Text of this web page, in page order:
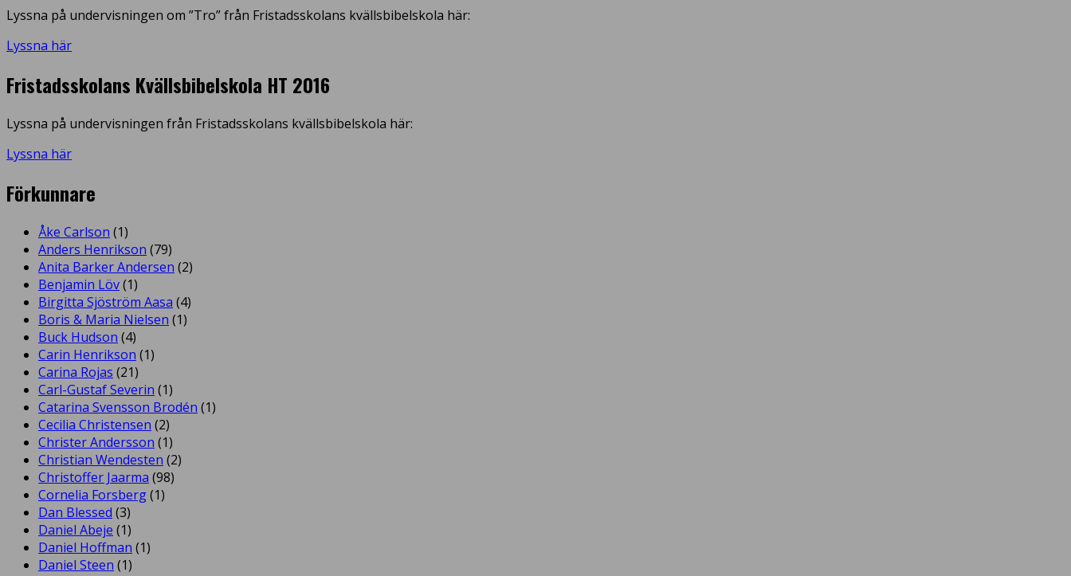
Lyssna på undervisningen om ”Tro” från Fristadsskolans kvällsbibelskola här:
Lyssna här
Fristadsskolans Kvällsbibelskola HT 2016
Lyssna på undervisningen från Fristadsskolans kvällsbibelskola här:
Lyssna här
Förkunnare
Åke Carlson (1)
Anders Henrikson (79)
Anita Barker Andersen (2)
Benjamin Löv(1)
Birgitta Sjöström Aasa (4)
Boris & Maria Nielsen (1)
Buck Hudson (4)
Carin Henrikson (1)
Carina Rojas (21)
Carl-Gustaf Severin (1)
Catarina Svensson Brodén (1)
Cecilia Christensen (2)
Christer Andersson (1)
Christian Wendesten (2)
Christoffer Jaarma (98)
Cornelia Forsberg(1)
Dan Blessed (3)
Daniel Abeje (1)
Daniel Hoffman (1)
Daniel Steen (1)